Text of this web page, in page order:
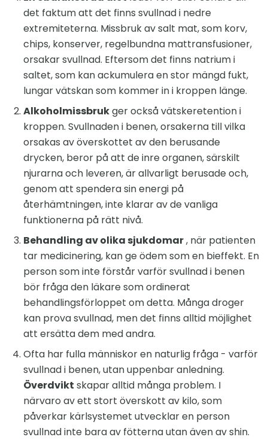
det faktum att det finns svullnad i nedre
extremiteterna. Missbruk av salt mat, som korv,
chips, konserver, regelbundna mattransfusioner,
orsakar svullnad. Eftersom det finns natrium i
saltet, som kan ackumulera en stor mängd fukt,
lungar vätskan som kommer in i kroppen länge.
Alkoholmissbrukger också vätskeretention i
kroppen. Svullnaden i benen, orsakerna till vilka
orsakas av överskottet av den berusande
drycken, beror på att de inre organen, särskilt
njurarna och leveren, är allvarligt berusade och,
genom att spendera sin energi på
återhämtningen, inte klarar av de vanliga
funktionerna på rätt nivå.
Behandling av olika sjukdomar, när patienten
tar medicinering, kan ge ödem som en bieffekt. En
person som inte förstår varför svullnad i benen
bör fråga den läkare som ordinerat
behandlingsförloppet om detta. Många droger
kan prova svullnad, men det finns alltid möjlighet
att ersätta dem med andra.
Ofta har fulla människor en naturlig fråga - varför
svullnad i benen, utan uppenbar anledning.
Överdvikt skapar alltid många problem. I
närvaro av ett stort överskott av kilo, som
påverkar kärlsystemet utvecklar en person
svullnad inte bara av fötterna utan även av shin.